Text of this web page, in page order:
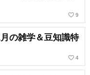
favorite_border 9
の雑学＆豆知識特
favorite_border 4